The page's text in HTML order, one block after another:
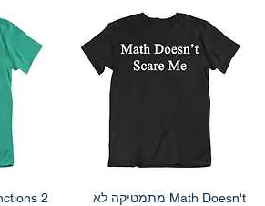
Math Doesn't מתמטיקה לא